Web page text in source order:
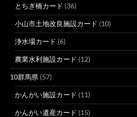
とちぎ橋カード (36)
小山市土地改良施設カード (10)
浄水場カード (6)
農業水利施設カード (12)
10群馬県 (57)
かんがい施設カード (11)
かんがい遺産カード (15)